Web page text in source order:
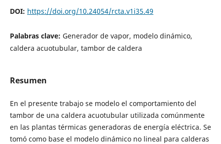
DOI: https://doi.org/10.24054/rcta.v1i35.49
Palabras clave: Generador de vapor, modelo dinámico,
caldera acuotubular, tambor de caldera
Resumen
En el presente trabajo se modelo el comportamiento del
tambor de una caldera acuotubular utilizada comúnmente
en las plantas térmicas generadoras de energía eléctrica. Se
tomó como base el modelo dinámico no lineal para calderas